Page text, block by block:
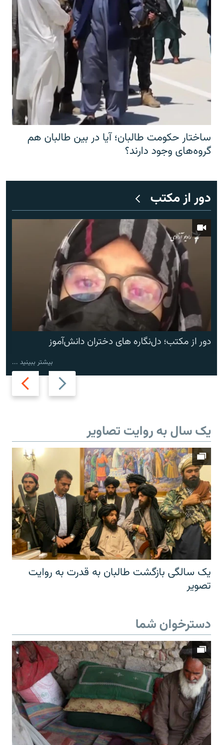
ساختار حکومت طالبان؛ آیا در بین طالبان هم
گروه‌های وجود دارند؟
دور از مکتب
Previous
slide
Next
slide
دور از مکتب؛ دل‌نگاره های دختران دانش‌آموز
بیشتر ببینید ...
یک سال به روایت تصاویر
یک سالگی بازگشت طالبان به قدرت به روایت
تصویر
دسترخوان شما